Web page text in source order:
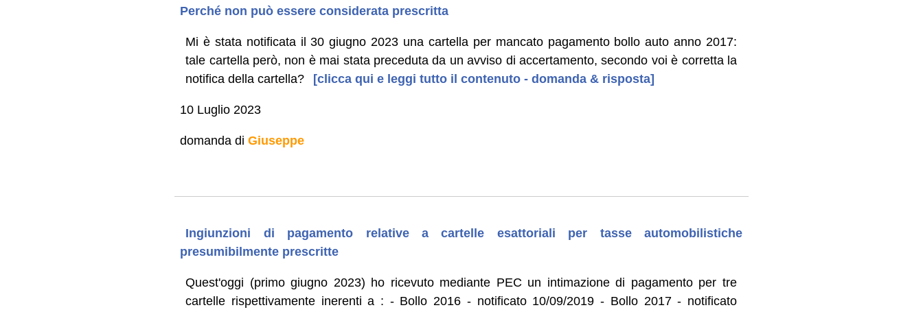
Perché non può essere considerata prescritta
Mi è stata notificata il 30 giugno 2023 una cartella per mancato pagamento bollo auto anno 2017:
tale cartella però, non è mai stata preceduta da un avviso di accertamento, secondo voi è corretta la
notifica della cartella?
[clicca qui e leggi tutto il contenuto - domanda & risposta]
10 Luglio 2023
domanda di Giuseppe
Ingiunzioni di pagamento relative a cartelle esattoriali per tasse automobilistiche
presumibilmente prescritte
Quest'oggi (primo giugno 2023) ho ricevuto mediante PEC un intimazione di pagamento per tre
cartelle rispettivamente inerenti a : - Bollo 2016 - notificato 10/09/2019 - Bollo 2017 - notificato